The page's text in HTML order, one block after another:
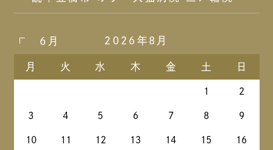
2026年8月
月 火 水 木 金 土 日
6月
1 2
3 4 5 6 7 8 9
10 11 12 13 14 15 16